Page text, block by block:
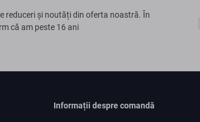
reduceri și noutăți din oferta noastră. În
că am peste 16 ani
Informații despre comandă